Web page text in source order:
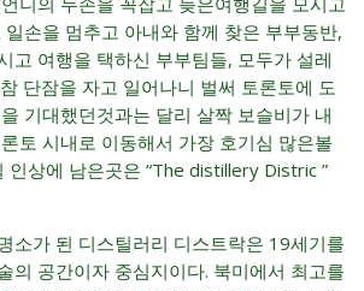
손을 멈추고 아내와 함께 찾은 부부동반,
고 여행을 택하신 부부팀들, 모두가 설레
단잠을 자고 일어나니 벌써 토론토에 도
기대했던것과는 달리 살짝 보슬비가 내
토 시내로 이동해서 가장 호기심 많은볼
인상에 남은곳은 “The distillery Distric ”
소가 된 디스틸러리 디스트락은 19세기를
의 공간이자 중심지이다. 북미에서 최고를